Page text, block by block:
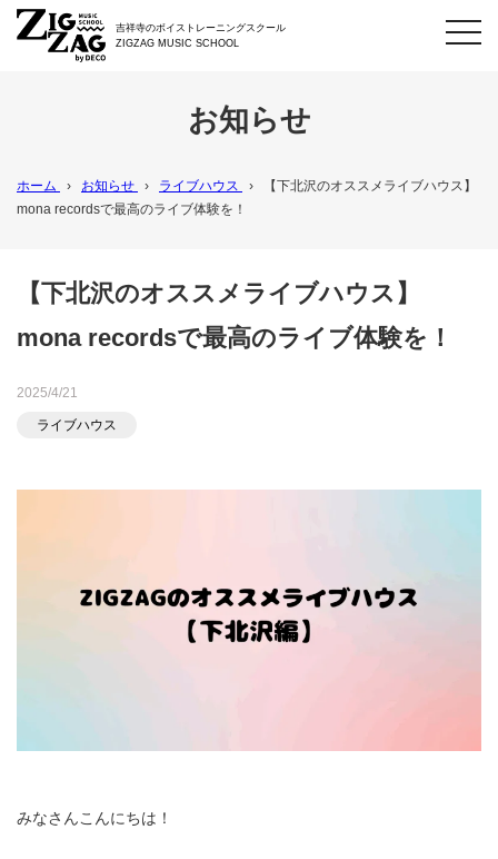
吉祥寺のボイストレーニングスクール
ZIGZAG MUSIC SCHOOL
お知らせ
ホーム › お知らせ › ライブハウス ›
【下北沢のオススメライブハウス】
mona recordsで最高のライブ体験を！
【下北沢のオススメライブハウス】
mona recordsで最高のライブ体験を！
2025/4/21
ライブハウス
みなさんこんにちは！